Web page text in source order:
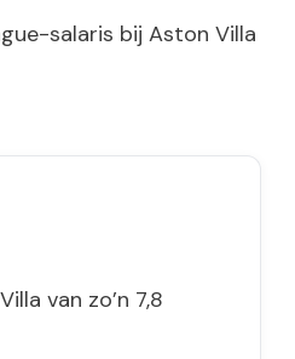
salaris bij Aston Villa
van zo’n 7,8